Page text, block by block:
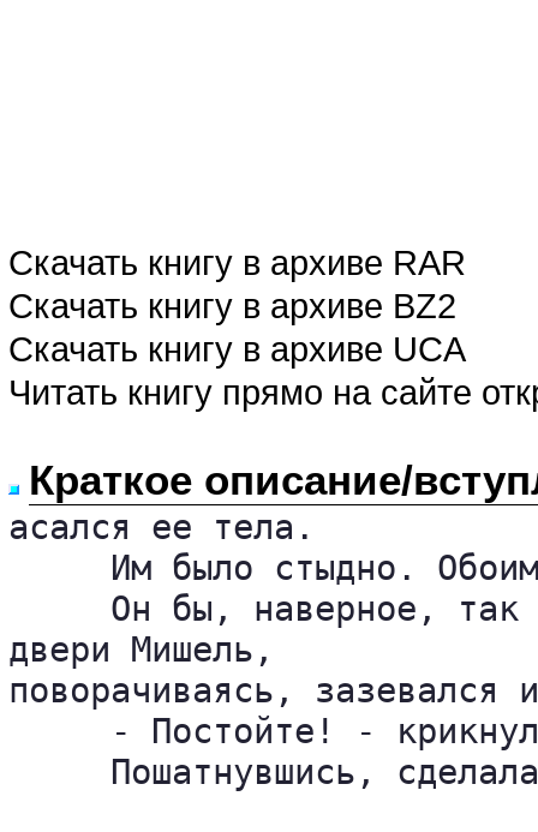
Скачать книгу в архиве RAR
Скачать книгу в архиве BZ2
Скачать книгу в архиве UCA
Читать книгу прямо на сайте
Краткое описание/
асался ее тела.
Им было стыдно.
Он бы, наверное,
двери Мишель,
поворачиваясь,
- Постойте! -
Пошатнувшись,